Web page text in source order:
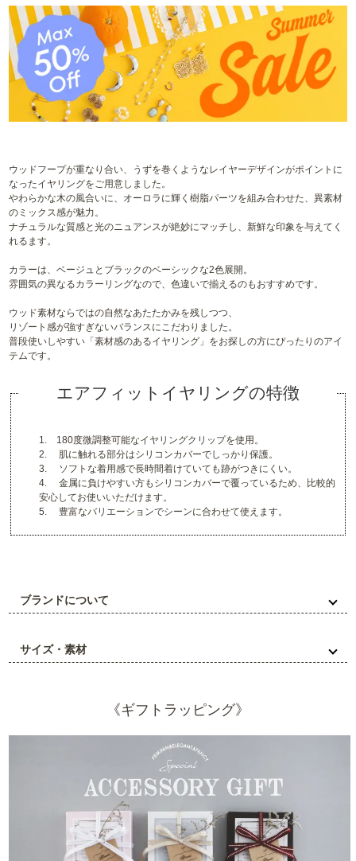
ウッドフープが重なり合い、うずを巻くようなレイヤーデザインがポイントに
なったイヤリングをご用意しました。
やわらかな木の風合いに、オーロラに輝く樹脂パーツを組み合わせた、異素材
のミックス感が魅力。
ナチュラルな質感と光のニュアンスが絶妙にマッチし、新鮮な印象を与えてく
れるます。
カラーは、ベージュとブラックのベーシックな2色展開。
雰囲気の異なるカラーリングなので、色違いで揃えるのもおすすめです。
ウッド素材ならではの自然なあたたかみを残しつつ、
リゾート感が強すぎないバランスにこだわりました。
普段使いしやすい「素材感のあるイヤリング」をお探しの方にぴったりのアイ
テムです。
エアフィットイヤリングの特徴
1. 180度微調整可能なイヤリングクリップを使用。
2. 肌に触れる部分はシリコンカバーでしっかり保護。
3. ソフトな着用感で長時間着けていても跡がつきにくい。
4. 金属に負けやすい方もシリコンカバーで覆っているため、比較的
安心してお使いいただけます。
5. 豊富なバリエーションでシーンに合わせて使えます。
ブランドについて
サイズ・素材
《ギフトラッピング》